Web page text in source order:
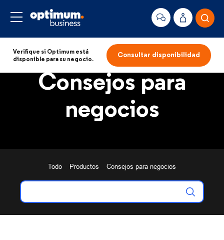
Verifique si Optimum está
disponible para su negocio.
Consultar disponibilidad
Consejos para
negocios
Todo Productos Consejos para negocios